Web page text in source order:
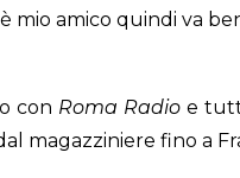
amico quindi va
con Roma Radio e
magazziniere fino a